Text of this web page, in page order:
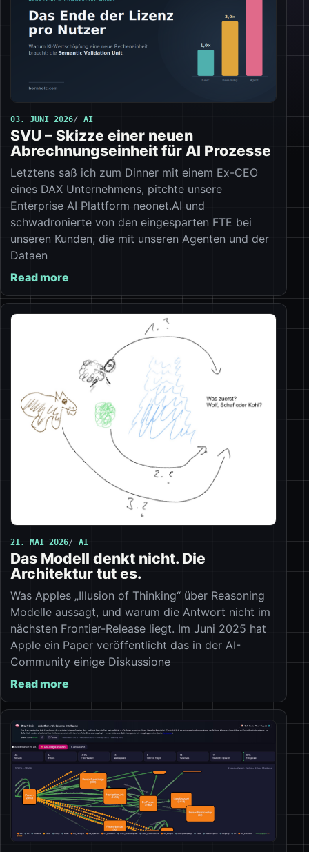
03. JUNI 2026 AI
SVU – Skizze einer neuen
Abrechnungseinheit für AI Prozesse
Letztens saß ich zum Dinner mit einem Ex-CEO
eines DAX Unternehmens, pitchte unsere
Enterprise AI Plattform neonet.AI und
schwadronierte von den eingesparten FTE bei
unseren Kunden, die mit unseren Agenten und der
Dataen
Read more
21. MAI 2026 AI
Das Modell denkt nicht. Die
Architektur tut es.
Was Apples „Illusion of Thinking“ über Reasoning
Modelle aussagt, und warum die Antwort nicht im
nächsten Frontier-Release liegt. Im Juni 2025 hat
Apple ein Paper veröffentlicht das in der AI-
Community einige Diskussione
Read more